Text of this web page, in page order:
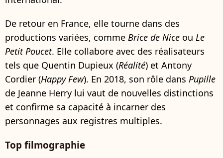
De retour en France, elle tourne dans des
productions variées, comme Brice de Nice ou Le
Petit Poucet. Elle collabore avec des réalisateurs
tels que Quentin Dupieux (Réalité) et Antony
Cordier (Happy Few). En 2018, son rôle dans Pupille
de Jeanne Herry lui vaut de nouvelles distinctions
et confirme sa capacité à incarner des
personnages aux registres multiples.
Top filmographie